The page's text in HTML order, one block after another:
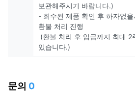
보관해주시기 바랍니다.)
- 회수된 제품 확인 후 하자없
환불 처리 진행
(환불 처리 후 입금까지 최대 2
있습니다.)
문의 0